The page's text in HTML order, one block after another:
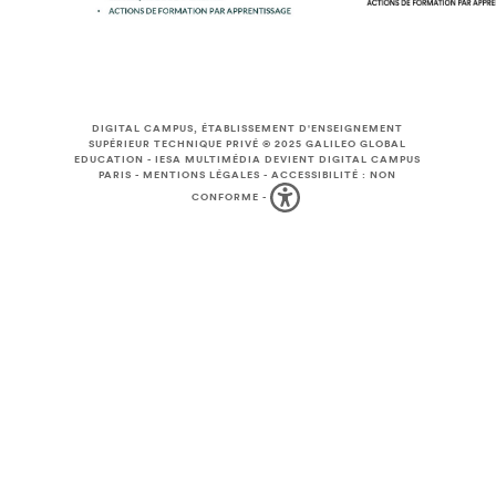
DIGITAL CAMPUS, ÉTABLISSEMENT D'ENSEIGNEMENT
SUPÉRIEUR TECHNIQUE PRIVÉ © 2025GALILEO GLOBAL
EDUCATION -IESA MULTIMÉDIA DEVIENT DIGITAL CAMPUS
PARIS -MENTIONS LÉGALES -ACCESSIBILITÉ : NON
CONFORME -